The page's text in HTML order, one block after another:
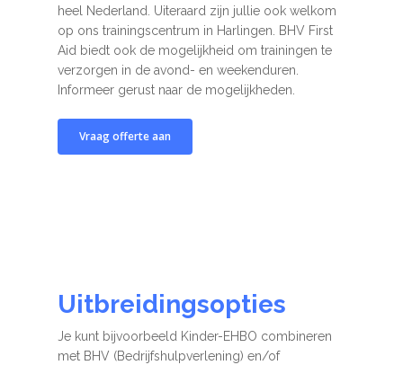
heel Nederland. Uiteraard zijn jullie ook welkom
op ons trainingscentrum in Harlingen. BHV First
Aid biedt ook de mogelijkheid om trainingen te
verzorgen in de avond- en weekenduren.
Informeer gerust naar de mogelijkheden.
Vraag offerte aan
Uitbreidingsopties
Je kunt bijvoorbeeld Kinder-EHBO combineren
met BHV (Bedrijfshulpverlening) en/of